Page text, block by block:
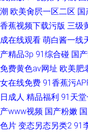
潮 欧美肏屄一区二区 国
香蕉视频下载污版 三级
成在线观看 萌白酱一线
产精品3p 91综合碰 国
免费黄色av网址 欧美肥
女在线免费 91香蕉污
日成人 精品福利 91天
产www视频 国产粉嫩
色片 变态另态另类2 91